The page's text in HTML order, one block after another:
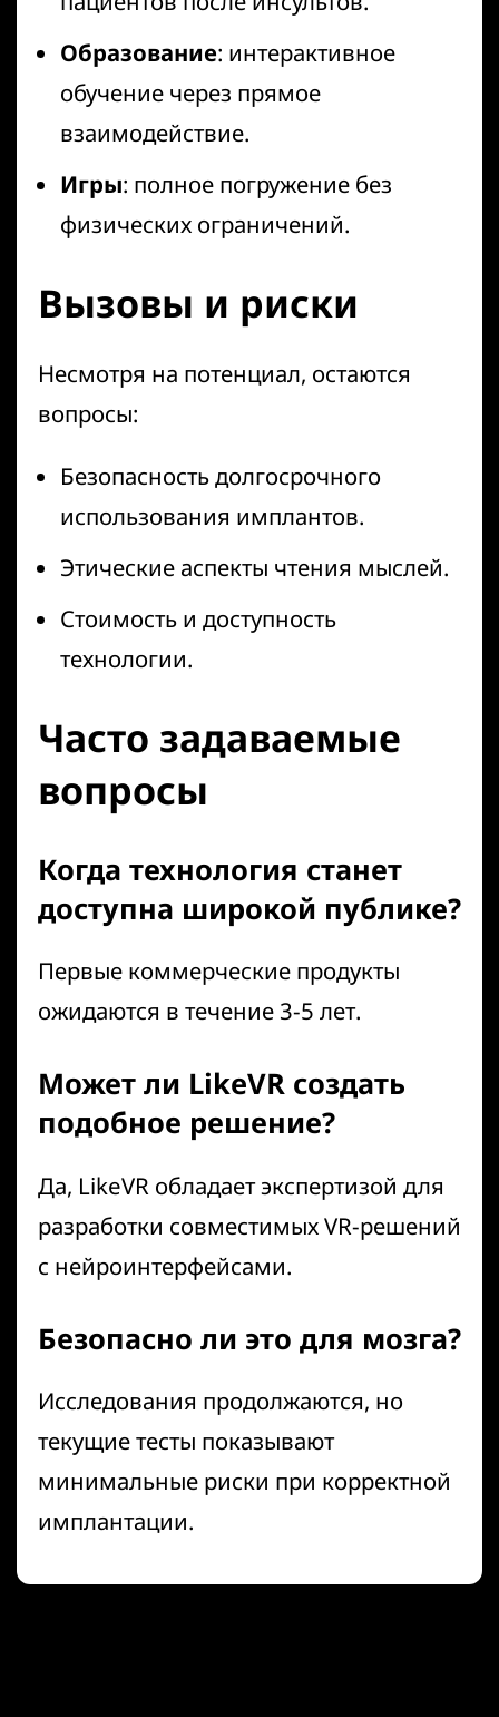
Образование: интерактивное
обучение через прямое
взаимодействие.
Игры: полное погружение без
физических ограничений.
Вызовы и риски
Несмотря на потенциал, остаются
вопросы:
Безопасность долгосрочного
использования имплантов.
Этические аспекты чтения мыслей.
Стоимость и доступность
технологии.
Часто задаваемые
вопросы
Когда технология станет
доступна широкой публике?
Первые коммерческие продукты
ожидаются в течение 3-5 лет.
Может ли LikeVR создать
подобное решение?
Да, LikeVR обладает экспертизой для
разработки совместимых VR-решений
с нейроинтерфейсами.
Безопасно ли это для мозга?
Исследования продолжаются, но
текущие тесты показывают
минимальные риски при корректной
имплантации.